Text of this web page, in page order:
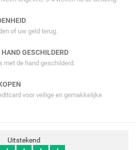
of uw geld terug.
GESCHILDERD
met de hand geschilderd.
voor veilige en gemakkelijke
Uitstekend